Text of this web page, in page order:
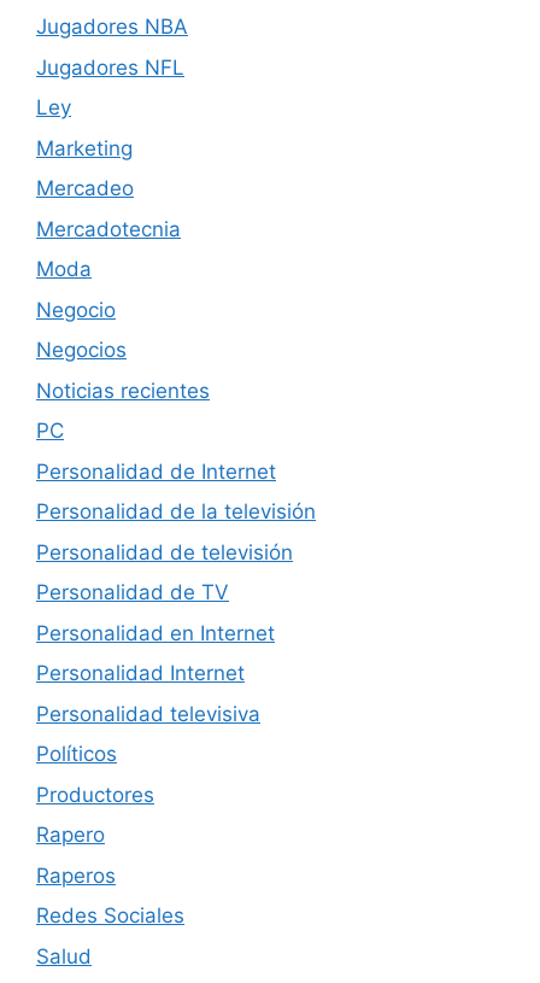
Jugadores NBA
Jugadores NFL
Ley
Marketing
Mercadeo
Mercadotecnia
Moda
Negocio
Negocios
Noticias recientes
PC
Personalidad de Internet
Personalidad de la televisión
Personalidad de televisión
Personalidad de TV
Personalidad en Internet
Personalidad Internet
Personalidad televisiva
Políticos
Productores
Rapero
Raperos
Redes Sociales
Salud